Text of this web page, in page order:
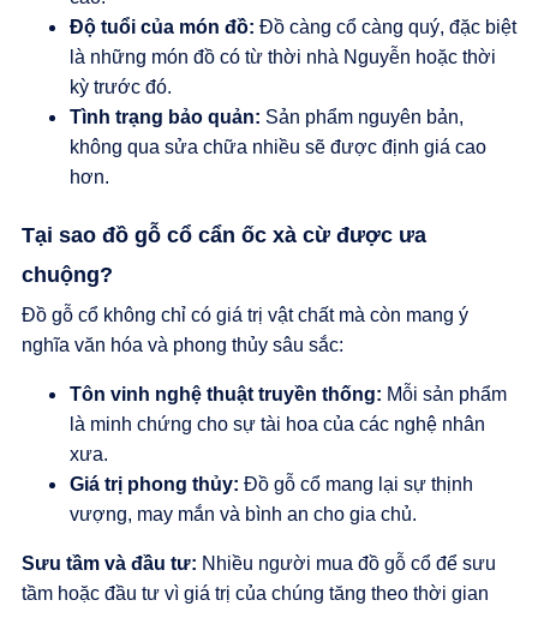
Độ tuổi của món đồ: Đồ càng cổ càng quý, đặc biệt
là những món đồ có từ thời nhà Nguyễn hoặc thời
kỳ trước đó.
Tình trạng bảo quản: Sản phẩm nguyên bản,
không qua sửa chữa nhiều sẽ được định giá cao
hơn.
Tại sao đồ gỗ cổ cẩn ốc xà cừ được ưa
chuộng?
Đồ gỗ cổ không chỉ có giá trị vật chất mà còn mang ý
nghĩa văn hóa và phong thủy sâu sắc:
Tôn vinh nghệ thuật truyền thống: Mỗi sản phẩm
là minh chứng cho sự tài hoa của các nghệ nhân
xưa.
Giá trị phong thủy: Đồ gỗ cổ mang lại sự thịnh
vượng, may mắn và bình an cho gia chủ.
Sưu tầm và đầu tư: Nhiều người mua đồ gỗ cổ để sưu
tầm hoặc đầu tư vì giá trị của chúng tăng theo thời gian